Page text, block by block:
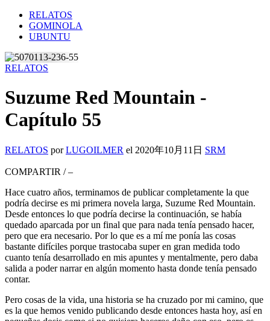
RELATOS
GOMINOLA
UBUNTU
RELATOS
Suzume Red Mountain -
Capítulo 55
RELATOS por LUGOILMER el 2020年10月11日 SRM
COMPARTIR / –
Hace cuatro años, terminamos de publicar completamente la que
podría decirse es mi primera novela larga, Suzume Red Mountain.
Desde entonces lo que podría decirse la continuación, se había
quedado aparcada por un final que para nada tenía pensado hacer,
pero que era necesario. Por lo que es a mí me ponía las cosas
bastante difíciles porque trastocaba super en gran medida todo
cuanto tenía desarrollado en mis apuntes y mentalmente, pero daba
salida a poder narrar en algún momento hasta donde tenía pensado
contar.
Pero cosas de la vida, una historia se ha cruzado por mi camino, que
es la que hemos venido publicando desde entonces hasta hoy, así en